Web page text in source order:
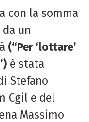
con la somma
un
(“Per ‘lottare’
è stata
Stefano
Cgil e del
Massimo